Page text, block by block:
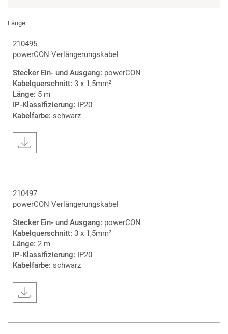
Länge:
210495
powerCON Verlängerungskabel
Stecker Ein- und Ausgang: powerCON
Kabelquerschnitt: 3 x 1,5mm²
Länge: 5 m
IP-Klassifizierung: IP20
Kabelfarbe: schwarz
210497
powerCON Verlängerungskabel
Stecker Ein- und Ausgang: powerCON
Kabelquerschnitt: 3 x 1,5mm²
Länge: 2 m
IP-Klassifizierung: IP20
Kabelfarbe: schwarz